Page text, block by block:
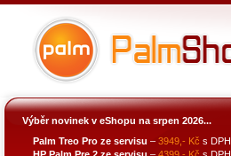
Výběr novinek v eShopu na srpen 2026...
Palm Treo Pro ze servisu – 3949,- Kč s DPH